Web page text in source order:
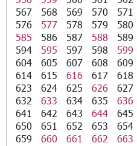
567
568 569 570 571
576
577 578 579 580
585
586 587 588 589
594
595 597 598 599
604
605 607 608 609
614
615 616 617 618
623
624 625 626 627
632
633 634 635 636
641
642 643 644 645
650
651 652 653 654
659
660 661 662 663